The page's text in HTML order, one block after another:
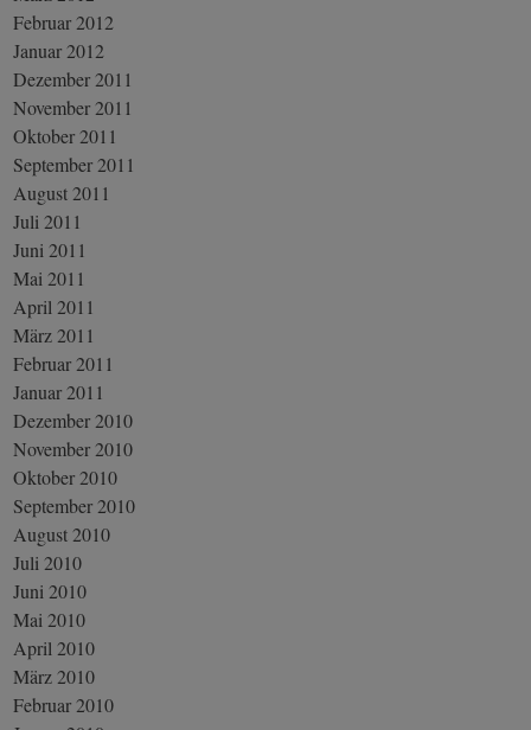
Februar 2012
Januar 2012
Dezember 2011
November 2011
Oktober 2011
September 2011
August 2011
Juli 2011
Juni 2011
Mai 2011
April 2011
März 2011
Februar 2011
Januar 2011
Dezember 2010
November 2010
Oktober 2010
September 2010
August 2010
Juli 2010
Juni 2010
Mai 2010
April 2010
März 2010
Februar 2010